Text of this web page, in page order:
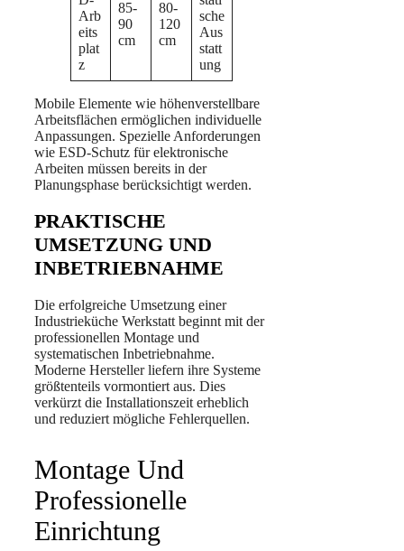
Arb
eits
plat
z
85-
90
cm
80-
120
cm
sche
Aus
statt
ung
Mobile Elemente wie höhenverstellbare
Arbeitsflächen ermöglichen individuelle
Anpassungen. Spezielle Anforderungen
wie ESD-Schutz für elektronische
Arbeiten müssen bereits in der
Planungsphase berücksichtigt werden.
PRAKTISCHE
UMSETZUNG UND
INBETRIEBNAHME
Die erfolgreiche Umsetzung einer
Industrieküche Werkstatt beginnt mit der
professionellen Montage und
systematischen Inbetriebnahme.
Moderne Hersteller liefern ihre Systeme
größtenteils vormontiert aus. Dies
verkürzt die Installationszeit erheblich
und reduziert mögliche Fehlerquellen.
Montage Und
Professionelle
Einrichtung